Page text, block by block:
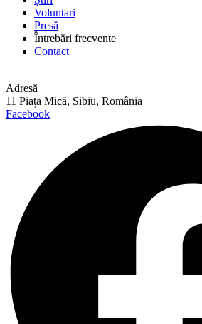
Voluntari
Presă
Întrebări frecvente
Contact
Adresă
11 Piața Mică, Sibiu, România
Facebook